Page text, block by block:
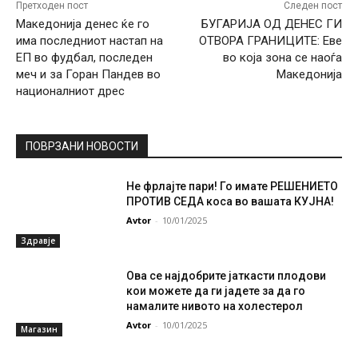
Претходен пост
Македонија денес ќе го
има последниот настап на
ЕП во фудбал, последен
меч и за Горан Пандев во
националниот дрес
Следен пост
БУГАРИЈА ОД ДЕНЕС ГИ
ОТВОРА ГРАНИЦИТЕ: Еве
во која зона се наоѓа
Македонија
ПОВРЗАНИ НОВОСТИ
Здравје
Не фрлајте пари! Го имате РЕШЕНИЕТО
ПРОТИВ СЕДА коса во вашата КУЈНА!
Avtor - 10/01/2025
Магазин
Ова се најдобрите јаткасти плодови
кои можете да ги јадете за да го
намалите нивото на холестерол
Avtor - 10/01/2025